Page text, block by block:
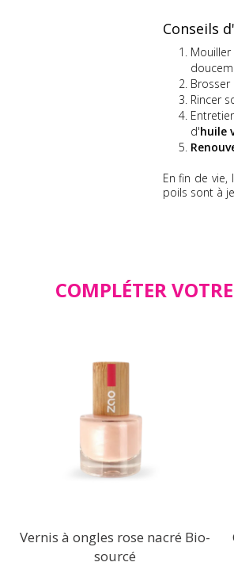
Conseils
Rincer
d'huile
En fin de vie,
poils sont à
COMPLÉTER
Vernis à ongles rose nacré Bio-
sourcé